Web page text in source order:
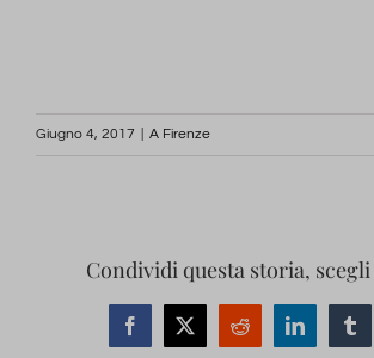
Giugno 4, 2017 A Firenze
Condividi questa storia,
Facebook
X Reddit LinkedIn